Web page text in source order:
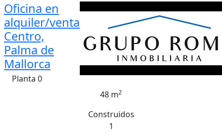
Oficina en
alquiler/venta
Centro,
Palma de
Mallorca
Planta 0
48 m2
Construidos
1